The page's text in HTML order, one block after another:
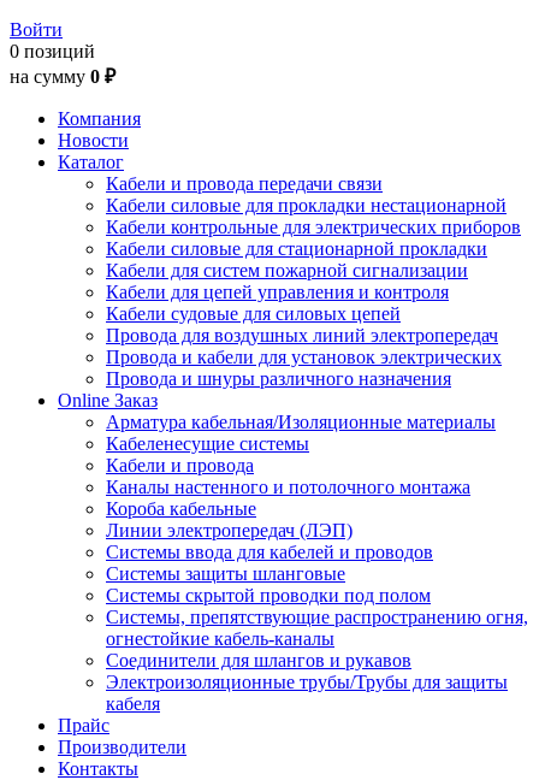
Войти
0 позиций
на сумму 0 ₽
Компания
Новости
Каталог
Кабели и провода передачи связи
Кабели силовые для прокладки нестационарной
Кабели контрольные для электрических приборов
Кабели силовые для стационарной прокладки
Кабели для систем пожарной сигнализации
Кабели для цепей управления и контроля
Кабели судовые для силовых цепей
Провода для воздушных линий электропередач
Провода и кабели для установок электрических
Провода и шнуры различного назначения
Online Заказ
Арматура кабельная/Изоляционные материалы
Кабеленесущие системы
Кабели и провода
Каналы настенного и потолочного монтажа
Короба кабельные
Линии электропередач (ЛЭП)
Системы ввода для кабелей и проводов
Системы защиты шланговые
Системы скрытой проводки под полом
Системы, препятствующие распространению огня,
огнестойкие кабель-каналы
Соединители для шлангов и рукавов
Электроизоляционные трубы/Трубы для защиты
кабеля
Прайс
Производители
Контакты